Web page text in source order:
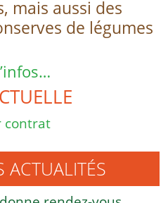
mais aussi des
de légumes
contrat
ACTUALITÉS